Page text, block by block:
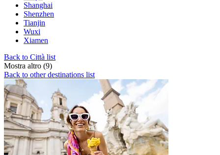
Shanghai
Shenzhen
Tianjin
Wuxi
Xiamen
Back to Città list
Mostra altro (9)
Back to other destinations list